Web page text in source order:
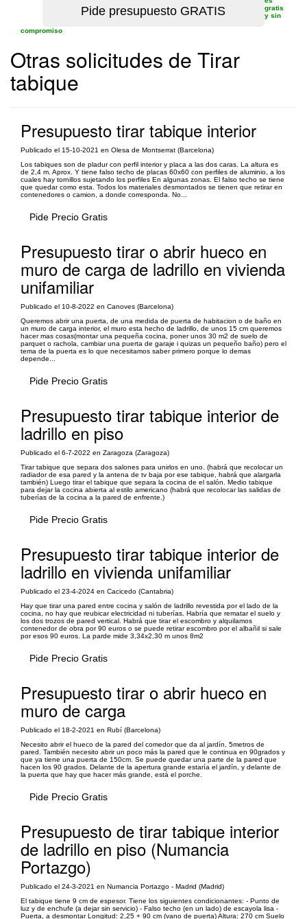
gratis
y sin
compromiso
Otras solicitudes de Tirar
tabique
Presupuesto tirar tabique interior
Publicado el 15-10-2021 en Olesa de Montserrat (Barcelona)
Los tabiques son de pladur con perfil interior y placa a las dos caras. La altura es
de 2,4 m. Aprox. Y tiene falso techo de placas 60x60 con perfiles de aluminio, a los
cuales hay tornillos sujetando los perfiles En algunas zonas. El falso techo se tiene
que quedar como esta. Todos los materiales desmontados se tienen que retirar en
contenedores o camion, a donde corresponda. No...
Pide Precio Gratis
Presupuesto tirar o abrir hueco en
muro de carga de ladrillo en vivienda
unifamiliar
Publicado el 10-8-2022 en Canoves (Barcelona)
Queremos abrir una puerta, de una medida de puerta de habitacion o de baño en
un muro de carga interior, el muro esta hecho de ladrillo, de unos 15 cm queremos
hacer mas cosas(montar una pequeña cocina, poner unos 30 m2 de suelo de
parquet o rachola, cambiar una puerta de garaje i quizas un pequeño baño) pero el
tema de la puerta es lo que necesitamos saber primero porque lo demas
depende...
Pide Precio Gratis
Presupuesto tirar tabique interior de
ladrillo en piso
Publicado el 6-7-2022 en Zaragoza (Zaragoza)
Tirar tabique que separa dos salones para unirlos en uno. (habrá que recolocar un
radiador de esa pared y la antena de tv baja por ese tabique, habrá que alargarla
también) Luego tirar el tabique que separa la cocina de el salón. Medio tabique
para dejar la cocina abierta al estilo americano (habrá que recolocar las salidas de
tuberías de la cocina a la pared de enfrente.)
Pide Precio Gratis
Presupuesto tirar tabique interior de
ladrillo en vivienda unifamiliar
Publicado el 23-4-2024 en Cacicedo (Cantabria)
Hay que tirar una pared entre cocina y salón de ladrillo revestida por el lado de la
cocina, no hay que reubicar electricidad ni tuberías. Habría que rematar el suelo y
los dos trozos de pared vertical. Habrá que tirar el escombro y alquilamos
contenedor de obra por 90 euros o se puede retirar escombro por el albañil si sale
por esos 90 euros. La parde mide 3,34x2,30 m unos 8m2
Pide Precio Gratis
Presupuesto tirar o abrir hueco en
muro de carga
Publicado el 18-2-2021 en Rubí (Barcelona)
Necesito abrir el hueco de la pared del comedor que da al jardín, 5metros de
pared. También necesito abrir un poco más la pared que le continua en 90grados y
que ya tiene una puerta de 150cm. Se puede quedar una parte de la pared que
hacen los 90 grados. Delante de la apertura grande estaría el jardín, y delante de
la puerta que hay que hacer más grande, está el porche.
Pide Precio Gratis
Presupuesto de tirar tabique interior
de ladrillo en piso (Numancia
Portazgo)
Publicado el 24-3-2021 en Numancia Portazgo - Madrid (Madrid)
El tabique tiene 9 cm de espesor. Tiene los siguientes condicionantes: - Punto de
luz y de enchufe (a dejar sin servicio) - Falso techo (en un lado) de escayola lisa -
Puerta, a desmontar Longitud: 2,25 + 90 cm (vano de puerta) Altura: 270 cm Suelo